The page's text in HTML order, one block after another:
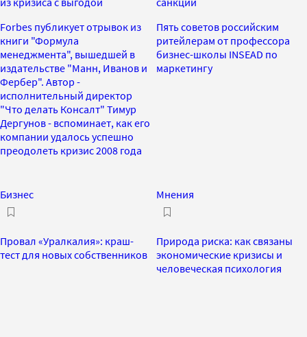
Forbes публикует отрывок из
книги "Формула
менеджмента", вышедшей в
издательстве "Манн, Иванов и
Фербер". Автор -
исполнительный директор
"Что делать Консалт" Тимур
Дергунов - вспоминает, как его
компании удалось успешно
преодолеть кризис 2008 года
Пять советов российским
ритейлерам от профессора
бизнес-школы INSEAD по
маркетингу
Бизнес
Провал «Уралкалия»: краш-
тест для новых собственников
Мнения
Природа риска: как связаны
экономические кризисы и
человеческая психология